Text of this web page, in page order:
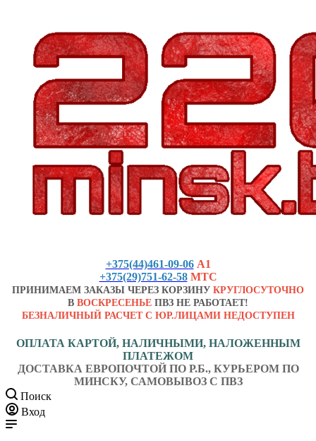
+375(44)461-09-06 А1
+375(29)751-62-58 МТС
ПРИНИМАЕМ ЗАКАЗЫ ЧЕРЕЗ КОРЗИНУ КРУГЛОСУТОЧНО
В ВОСКРЕСЕНЬЕ ПВЗ НЕ РАБОТАЕТ!
БЕЗНАЛИЧНЫЙ РАСЧЕТ С ЮР.ЛИЦАМИ НЕДОСТУПЕН
ОПЛАТА КАРТОЙ, НАЛИЧНЫМИ, НАЛОЖЕННЫМ
ПЛАТЕЖОМ
ДОСТАВКА ЕВРОПОЧТОЙ ПО Р.Б., КУРЬЕРОМ ПО
МИНСКУ, САМОВЫВОЗ С ПВЗ
Поиск
Вход